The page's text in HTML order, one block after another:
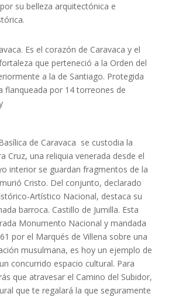
su belleza arquitectónica e
Es el corazón de Caravaca y el
que perteneció a la Orden del
a la de Santiago. Protegida
flanqueada por 14 torreones de
de Caravaca se custodia la
Cruz, una reliquia venerada desde el
interior se guardan fragmentos de la
Cristo. Del conjunto, declarado
Artístico Nacional, destaca su
barroca. Castillo de Jumilla. Esta
Monumento Nacional y mandada
por el Marqués de Villena sobre una
musulmana, es hoy un ejemplo de
concurrido espacio cultural. Para
que atravesar el Camino del Subidor,
que te regalará la que seguramente